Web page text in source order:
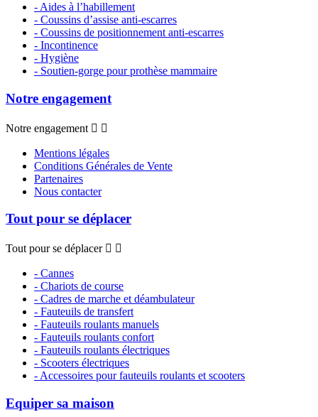
- Aides à l’habillement
- Coussins d’assise anti-escarres
- Coussins de positionnement anti-escarres
- Incontinence
- Hygiène
- Soutien-gorge pour prothèse mammaire
Notre engagement
Notre engagement  
Mentions légales
Conditions Générales de Vente
Partenaires
Nous contacter
Tout pour se déplacer
Tout pour se déplacer  
- Cannes
- Chariots de course
- Cadres de marche et déambulateur
- Fauteuils de transfert
- Fauteuils roulants manuels
- Fauteuils roulants confort
- Fauteuils roulants électriques
- Scooters électriques
- Accessoires pour fauteuils roulants et scooters
Equiper sa maison